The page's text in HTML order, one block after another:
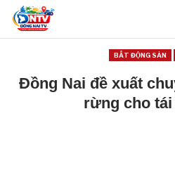
BẤT ĐỘNG SẢN
Đồng Nai đề xuất
rừng cho